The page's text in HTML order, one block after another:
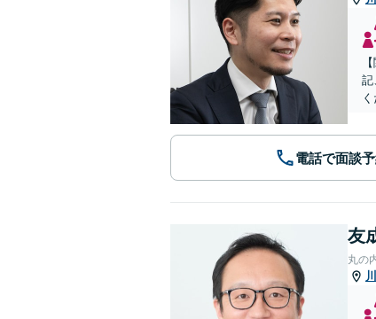
記
電話で面談
友
丸の